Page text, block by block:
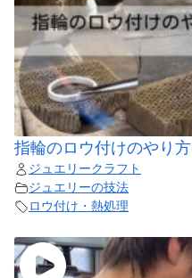
指輪のロウ付けのやり方
ジュエリークラフト
ジュエリーの技法
ロウ付け・熱処理